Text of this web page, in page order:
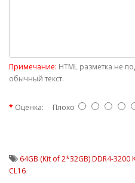
Примечание: HTML разметка не
обычный текст.
Оценка: Плохо
64GB (Kit of 2*32GB) DDR4-3200
CL16